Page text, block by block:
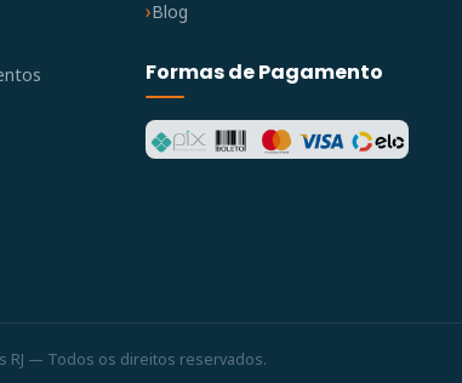
Blog
Formas de Pagamento
RJ — Todos os direitos reservados.